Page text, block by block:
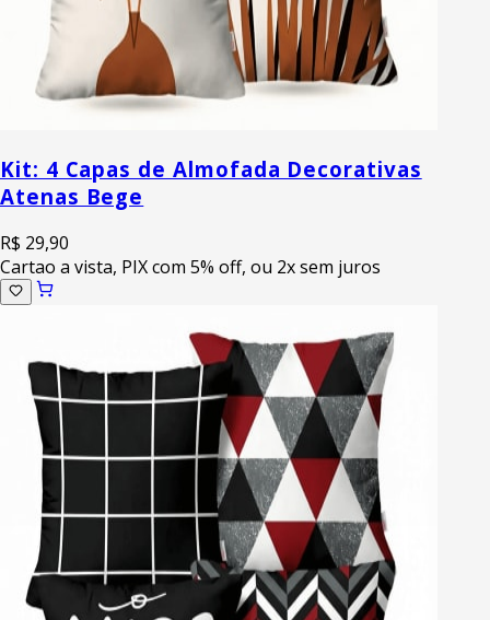
Kit: 4 Capas de Almofada Decorativas
Atenas Bege
R$ 29,90
Cartao a vista, PIX com 5% off, ou 2x sem juros